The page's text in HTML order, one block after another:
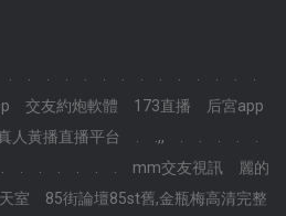
交友約炮軟體 173直播
后宮app
人黃播直播平台
.,,
mm交友視訊
麗的
室 85街論壇85st舊,金瓶梅高清完整